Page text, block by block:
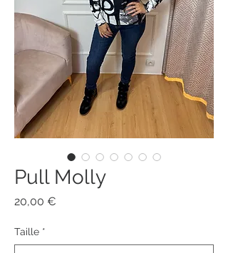
Pull Molly
20,00 €
Taille *